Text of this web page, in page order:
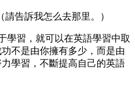
請告訴我怎么去那里。）
學習，就可以在英語學習中取
不是由你擁有多少，而是由
學習，不斷提高自己的英語